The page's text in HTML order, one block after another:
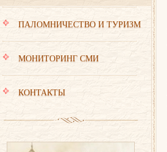
ПАЛОМНИЧЕСТВО И ТУРИЗМ
МОНИТОРИНГ СМИ
КОНТАКТЫ